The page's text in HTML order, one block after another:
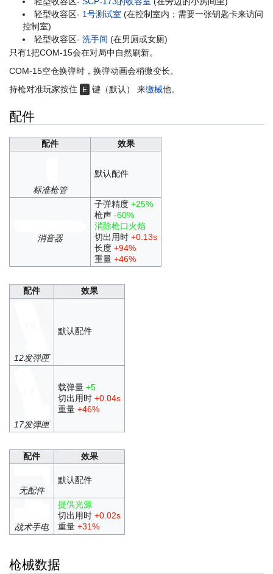
轻型收容区- 1号测试室 (在控制室内；需要一张钥匙卡来访问
控制室)
轻型收容区-洗手间 (在男厕或女厕)
只有1把COM-15会在对局中自然刷新。
COM-15空仓换弹时，换弹动画会稍微变长。
持枪对准玩家按住
E 键（默认） 来缴械他。
配件
配件 效果
标准枪管
默认配件
消音器
子弹精度 +25%
枪声 -60%
消除枪口火焰
切出用时 +0.13s
长度 +94%
重量 +46%
配件 效果
12发弹匣
默认配件
17发弹匣
载弹量 +5
切出用时 +0.04s
重量 +46%
配件 效果
无配件
默认配件
战术手电
提供光源
切出用时 +0.02s
重量 +31%
枪械数据